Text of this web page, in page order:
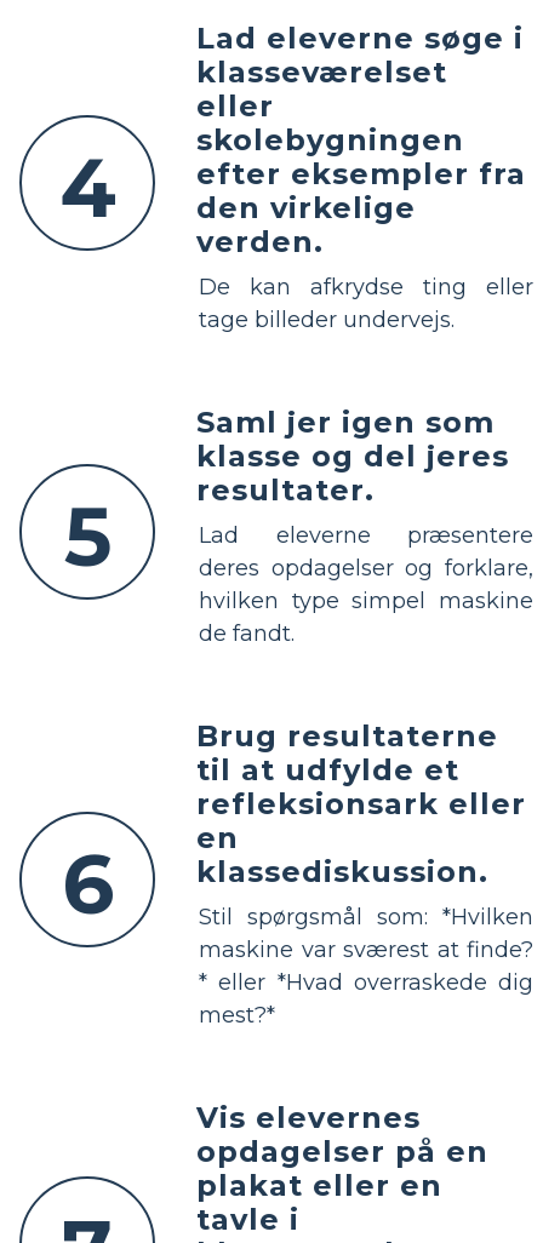
4
Lad eleverne søge i
klasseværelset
eller
skolebygningen
efter eksempler fra
den virkelige
verden.
De kan afkrydse ting eller
tage billeder undervejs.
5
Saml jer igen som
klasse og del jeres
resultater.
Lad eleverne præsentere
deres opdagelser og forklare,
hvilken type simpel maskine
de fandt.
6
Brug resultaterne
til at udfylde et
refleksionsark eller
en
klassediskussion.
Stil spørgsmål som: *Hvilken
maskine var sværest at finde?
* eller *Hvad overraskede dig
mest?*
Vis elevernes
opdagelser på en
plakat eller en
tavle i